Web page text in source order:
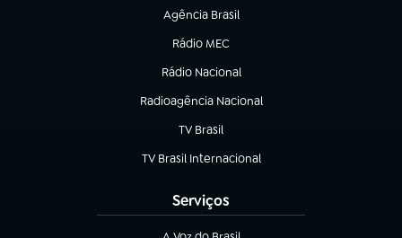
Agência Brasil
(abre em nova aba)
Rádio MEC
(abre em nova aba)
Rádio Nacional
Radioagência Nacional
(abre em nova aba)
TV Brasil
(abre em nova aba)
TV Brasil Internacional
(abre em nova aba)
Serviços